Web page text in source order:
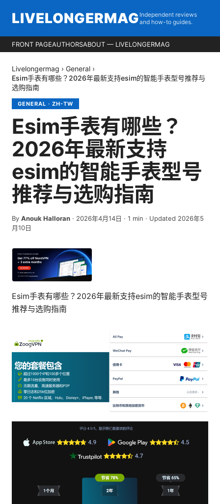
LIVELONGERMAG Independent reviews
and how-to guides.
FRONT PAGEAUTHORSABOUT — LIVELONGERMAG
Livelongermag › General ›
Esim手表有哪些？2026年最新支持esim的智能手表型号推荐与
选购指南
GENERAL · ZH-TW
Esim手表有哪些？
2026年最新支持
esim的智能手表型号
推荐与选购指南
By Anouk Halloran · 2026年4月14日 · 1 min · Updated 2026年5
月10日
Esim手表有哪些？2026年最新支持esim的智能手表型号
推荐与选购指南